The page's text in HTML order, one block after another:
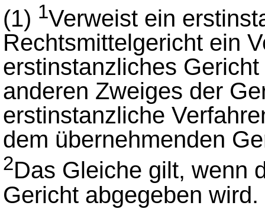
(1) 1Verweist ein
Rechtsmittelgericht ein
erstinstanzliches
anderen Zweiges der
erstinstanzliche
dem übernehmenden
2Das Gleiche gilt, wenn
Gericht abgegeben wird.